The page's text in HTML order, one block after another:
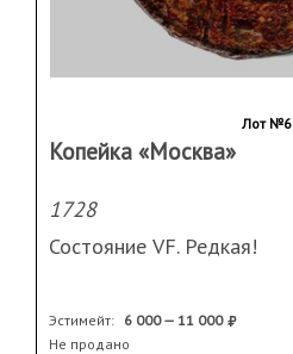
Лот №6
Копейка «Москва»
1728
Состояние VF. Редкая!
Эстимейт: 6 000 — 11 000
Не продано